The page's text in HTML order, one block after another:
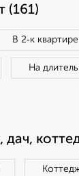
(161)
В 2‑к квартире
На